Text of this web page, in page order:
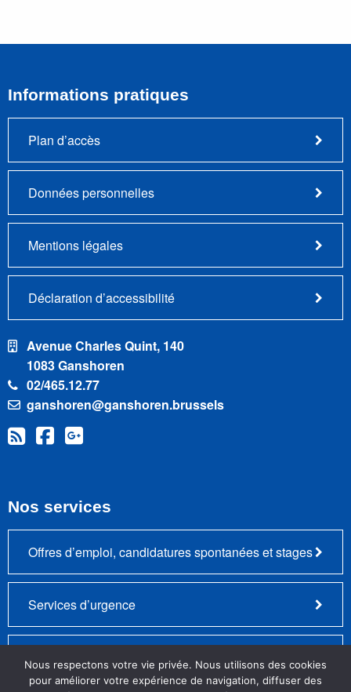
Informations pratiques
Plan d’accès
Données personnelles
Mentions légales
Déclaration d’accessibilité
Avenue Charles Quint, 140
1083 Ganshoren
02/465.12.77
ganshoren@ganshoren.brussels
Nos services
Offres d’emploi, candidatures spontanées et stages
Services d’urgence
Plainte – Remarque positive ou négative
Nous respectons votre vie privée. Nous utilisons des cookies
pour améliorer votre expérience de navigation, diffuser des